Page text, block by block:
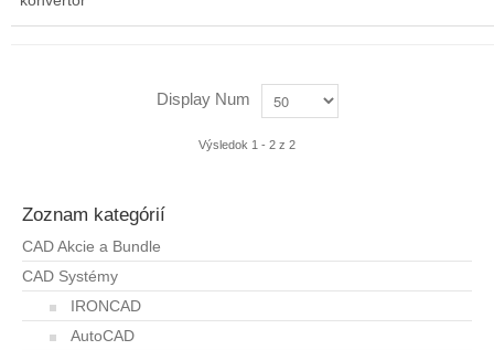
Display Num
Výsledok 1 - 2 z 2
Zoznam kategórií
CAD Akcie a Bundle
CAD Systémy
IRONCAD
AutoCAD